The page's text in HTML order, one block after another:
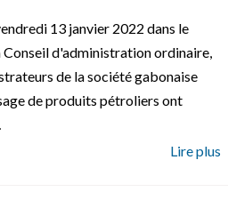
13 janvier 2022 dans le
Conseil d'administration ordinaire,
de la société gabonaise
de produits pétroliers ont